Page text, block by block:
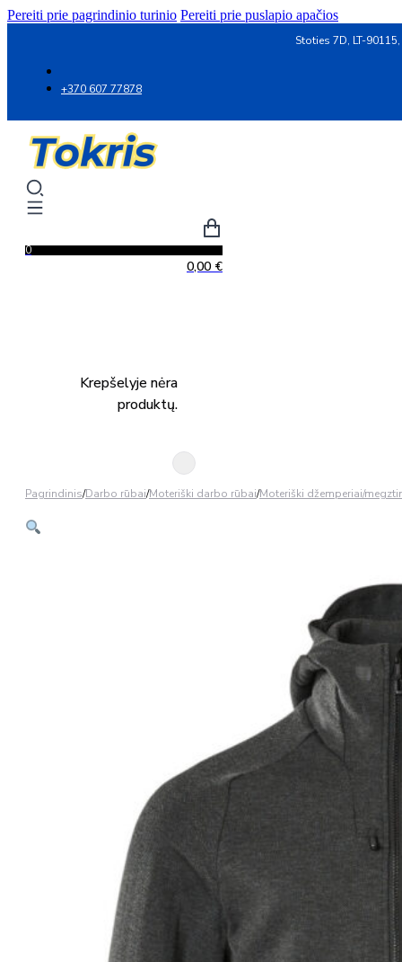
Pereiti prie pagrindinio turinio Pereiti prie puslapio apačios
Stoties 7D, LT-
+370 607 77878
0
0,00 €
Krepšelyje nėra
produktų.
Pagrindinis/Darbo rūbai/Moteriški darbo rūbai/Moteriški džemperiai/